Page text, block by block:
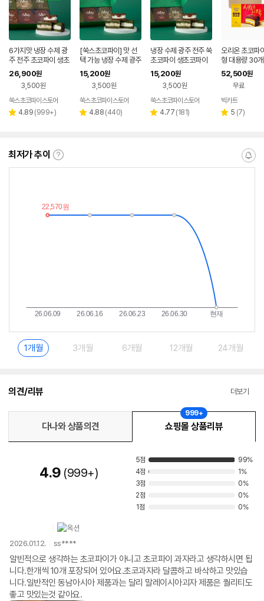
6가지맛 냉장 수제 광
주 전주 초코파이 생초
코파이 선물세트 6개
입 700g
26,900원
3,500원
쑥스초코파이스토어
별 4.89 리
(999+)
[쑥스초코파이] 맛 선
택 가능 냉장 수제 광주
전주 초코파이 생초코
파이 선물세트 3구
15,200원
3,500원
쑥스초코파이스토어
별 4.88 리
(440)
냉장 수제 광주 전주 쑥
초코파이 생초코파이
선물세트 3종세트 35
0g
15,200원
3,500원
쑥스초코파이스토어
별 4.77 리
(181)
오리온 초코파
형 대용량 30
0g X 6개 1박
52,500원
무료
빅카트
별 5 리
(7)
최저가 추이
최
이
란?
알
1개월 3개월 6개월 12개월 24개월
의견/리뷰 더보기
다나와 상품의견 쇼핑몰 상품리뷰
999+
4.9 999+
5점
99%
4점
1%
3점
0%
2점
0%
1점
0%
2026.01.12. ss****
알빈적으로 생각하는 초코파이가 아니고 초코파이 과자라고 생각하시면 됩
니다.한개씩 10개 포장되어 있어요.초코과자라 달콤하고 바삭하고 맛있습
니다.일반적인 동남아시아 제품과는 달리 말레이시아괴자 제품은 퀄리티도
좋고 맛있는것 같아요.